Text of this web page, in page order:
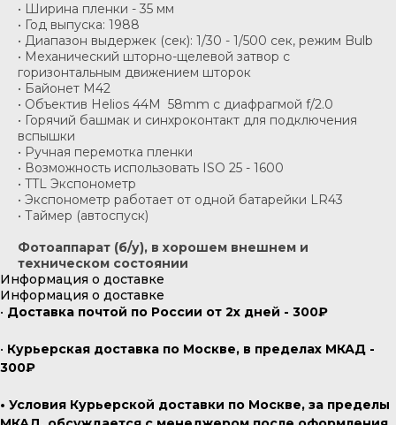
• Ширина пленки - 35 мм
• Год выпуска: 1988
• Диапазон выдержек (сек): 1/30 - 1/500 сек, режим Bulb
• Механический шторно-щелевой затвор с
горизонтальным движением шторок
• Байонет M42
• Объектив Helios 44M 58mm с диафрагмой f/2.0
• Горячий башмак и синхроконтакт для подключения
вспышки
• Ручная перемотка пленки
• Возможность использовать ISO 25 - 1600
• TTL Экспонометр
• Экспонометр работает от одной батарейки LR43
• Таймер (автоспуск)
Фотоаппарат (б/у), в хорошем внешнем и
техническом состоянии
Информация о доставке
Информация о доставке
• Доставка почтой по России от 2х дней - 300₽
• Курьерская доставка по Москве, в пределах МКАД -
300₽
• Условия Курьерской доставки по Москве, за пределы